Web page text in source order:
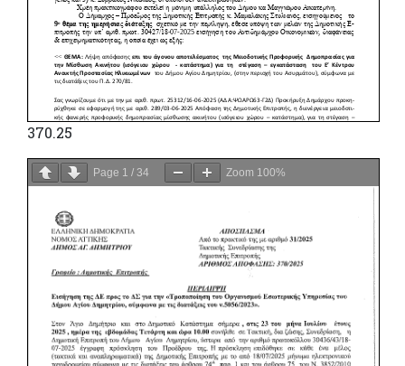
370.25
Page 1 / 34 Zoom 100%